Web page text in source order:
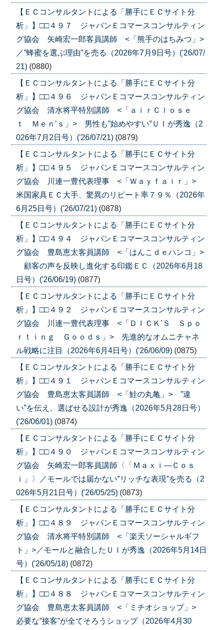
【ＥＣコンサルタントによる「勝手にＥＣサイト分
析」】□□４９７ ジャパンＥコマースコンサルティン
グ協会 矢崎宏一郎客員講師 <「熊手のはちみつ」>
／”蜂蜜を選ぶ理由”を売る（2026年7月9日号）('26/07/
21) (0880)
【ＥＣコンサルタントによる「勝手にＥＣサイト分
析」】□□４９６ ジャパンＥコマースコンサルティン
グ協会 清水将平特別講師 <「ａｉｒＣｌｏｓｅ
ｔ Ｍｅｎ’ｓ」> 男性も”始めやすい”ＵＩが秀逸（2
026年7月2日号）('26/07/21) (0879)
【ＥＣコンサルタントによる「勝手にＥＣサイト分
析」】□□４９５ ジャパンＥコマースコンサルティン
グ協会 川連一豊代表理事 <「Ｗａｙｆａｉｒ」>
米国家具ＥＣ大手、驚異のリピート率７９％（2026年
6月25日号）('26/07/21) (0878)
【ＥＣコンサルタントによる「勝手にＥＣサイト分
析」】□□４９４ ジャパンＥコマースコンサルティン
グ協会 豊島恵太客員講師 <「はんこｄｅハンコ」>
顧客の声を反映し進化する印鑑ＥＣ（2026年6月18
日号）('26/06/19) (0877)
【ＥＣコンサルタントによる「勝手にＥＣサイト分
析」】□□４９２ ジャパンＥコマースコンサルティン
グ協会 川連一豊代表理事 <「ＤＩＣＫ’Ｓ Ｓｐｏ
ｒｔｉｎｇ Ｇｏｏｄｓ」> 先進的なオムニチャネ
ル戦略に注目（2026年6月4日号）('26/06/09) (0875)
【ＥＣコンサルタントによる「勝手にＥＣサイト分
析」】□□４９１ ジャパンＥコマースコンサルティン
グ協会 豊島恵太客員講師 <「鮭の丸亀」> ”違
い”を伝え、選ばせる設計が秀逸（2026年5月28日号）
('26/06/01) (0874)
【ＥＣコンサルタントによる「勝手にＥＣサイト分
析」】□□４９０ ジャパンＥコマースコンサルティン
グ協会 矢崎宏一郎客員講師〈「Ｍａｘｉ―Ｃｏｓ
ｉ」〉／モールでは届かない”リッチな表現”を売る（2
026年5月21日号）('26/05/25) (0873)
【ＥＣコンサルタントによる「勝手にＥＣサイト分
析」】□□４８９ ジャパンＥコマースコンサルティン
グ協会 清水将平特別講師 <「楽天ソーシャルギフ
ト」>／モールと融合したＵＩが秀逸（2026年5月14日
号）('26/05/18) (0872)
【ＥＣコンサルタントによる「勝手にＥＣサイト分
析」】□□４８８ ジャパンＥコマースコンサルティン
グ協会 豊島恵太客員講師 <「ミチオショップ」>
必要な”接客”が全てそろうショップ（2026年4月30